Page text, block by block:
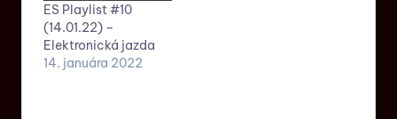
ES Playlist #10
(14.01.22) –
Elektronická jazda
14. januára 2022